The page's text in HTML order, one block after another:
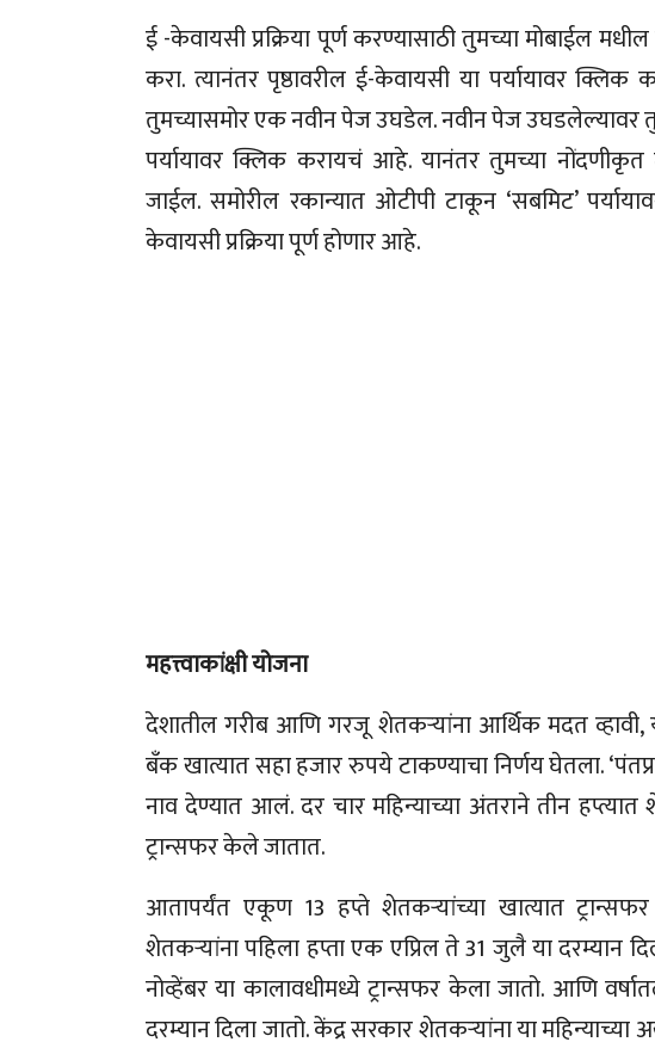
ई -केवायसी प्रक्रिया पूर्ण करण्यासाठी तुमच्या मोबाईल
करा. त्यानंतर पृष्ठावरील ई-केवायसी या पर्यायावर
तुमच्यासमोर एक नवीन पेज उघडेल. नवीन पेज उघडलेल्यावर
पर्यायावर क्लिक करायचं आहे. यानंतर तुमच्या
जाईल. समोरील रकान्यात ओटीपी टाकून ‘सबमिट’
केवायसी प्रक्रिया पूर्ण होणार आहे.
महत्त्वाकांक्षी योजना
देशातील गरीब आणि गरजू शेतकऱ्यांना आर्थिक मदत व्हावी,
बँक खात्यात सहा हजार रुपये टाकण्याचा निर्णय घेतला.
नाव देण्यात आलं. दर चार महिन्याच्या अंतराने तीन
ट्रान्सफर केले जातात.
आतापर्यंत एकूण 13 हप्ते शेतकऱ्यांच्या खात्यात
शेतकऱ्यांना पहिला हप्ता एक एप्रिल ते 31 जुलै या दरम्यान
नोव्हेंबर या कालावधीमध्ये ट्रान्सफर केला जातो. आणि
दरम्यान दिला जातो. केंद्र सरकार शेतकऱ्यांना या महिन्याच्या